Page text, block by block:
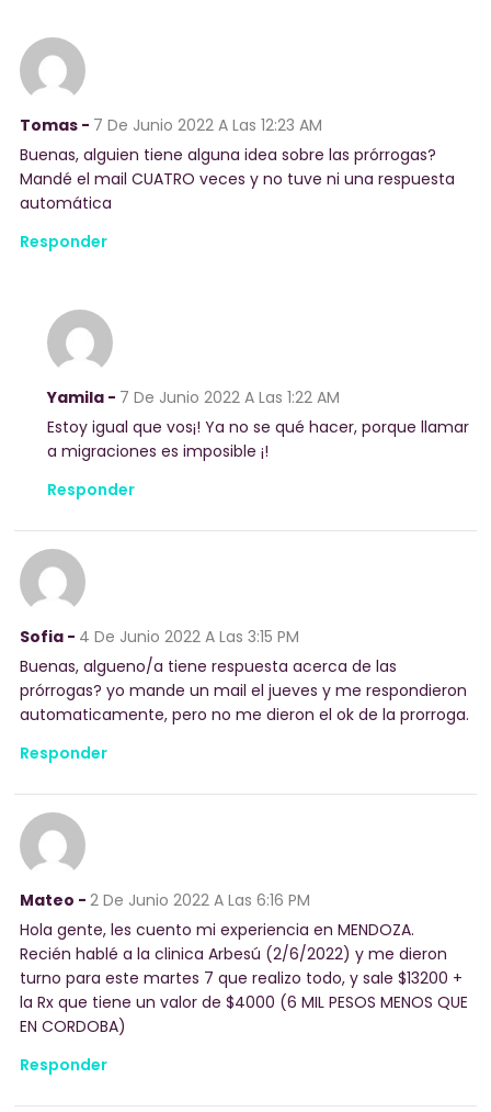
Tomas - 7 De Junio 2022 A Las 12:23 AM
Buenas, alguien tiene alguna idea sobre las prórrogas?
Mandé el mail CUATRO veces y no tuve ni una respuesta
automática
Responder
Yamila - 7 De Junio 2022 A Las 1:22 AM
Estoy igual que vos¡! Ya no se qué hacer, porque llamar
a migraciones es imposible ¡!
Responder
Sofia - 4 De Junio 2022 A Las 3:15 PM
Buenas, algueno/a tiene respuesta acerca de las
prórrogas? yo mande un mail el jueves y me respondieron
automaticamente, pero no me dieron el ok de la prorroga.
Responder
Mateo - 2 De Junio 2022 A Las 6:16 PM
Hola gente, les cuento mi experiencia en MENDOZA.
Recién hablé a la clinica Arbesú (2/6/2022) y me dieron
turno para este martes 7 que realizo todo, y sale $13200 +
la Rx que tiene un valor de $4000 (6 MIL PESOS MENOS QUE
EN CORDOBA)
Responder